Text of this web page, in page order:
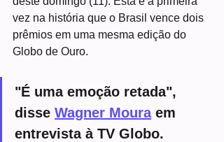
vez na história que o Brasil vence dois
prêmios em uma mesma edição do
Globo de Ouro.
"É uma emoção retada",
disse Wagner Moura em
entrevista à TV Globo.